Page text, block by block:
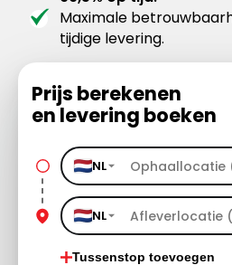
Maximale
tijdige levering.
Prijs berekenen
en levering boeken
NL
NL
Tussenstop toevoegen